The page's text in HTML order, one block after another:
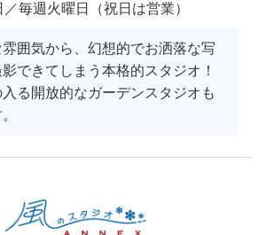
／毎週火曜日（祝日は営業）
囲気から、幻想的でお洒落な写
できてしまう本格的スタジオ！
入る開放的なガーデンスタジオも